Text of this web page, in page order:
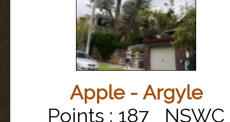
Apple - Argyle
Points : 187 NSWC